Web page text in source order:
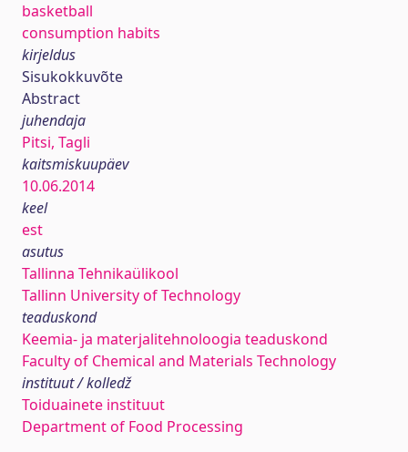
basketball
consumption habits
kirjeldus
Sisukokkuvõte
Abstract
juhendaja
Pitsi, Tagli
kaitsmiskuupäev
10.06.2014
keel
est
asutus
Tallinna Tehnikaülikool
Tallinn University of Technology
teaduskond
Keemia- ja materjalitehnoloogia teaduskond
Faculty of Chemical and Materials Technology
instituut / kolledž
Toiduainete instituut
Department of Food Processing